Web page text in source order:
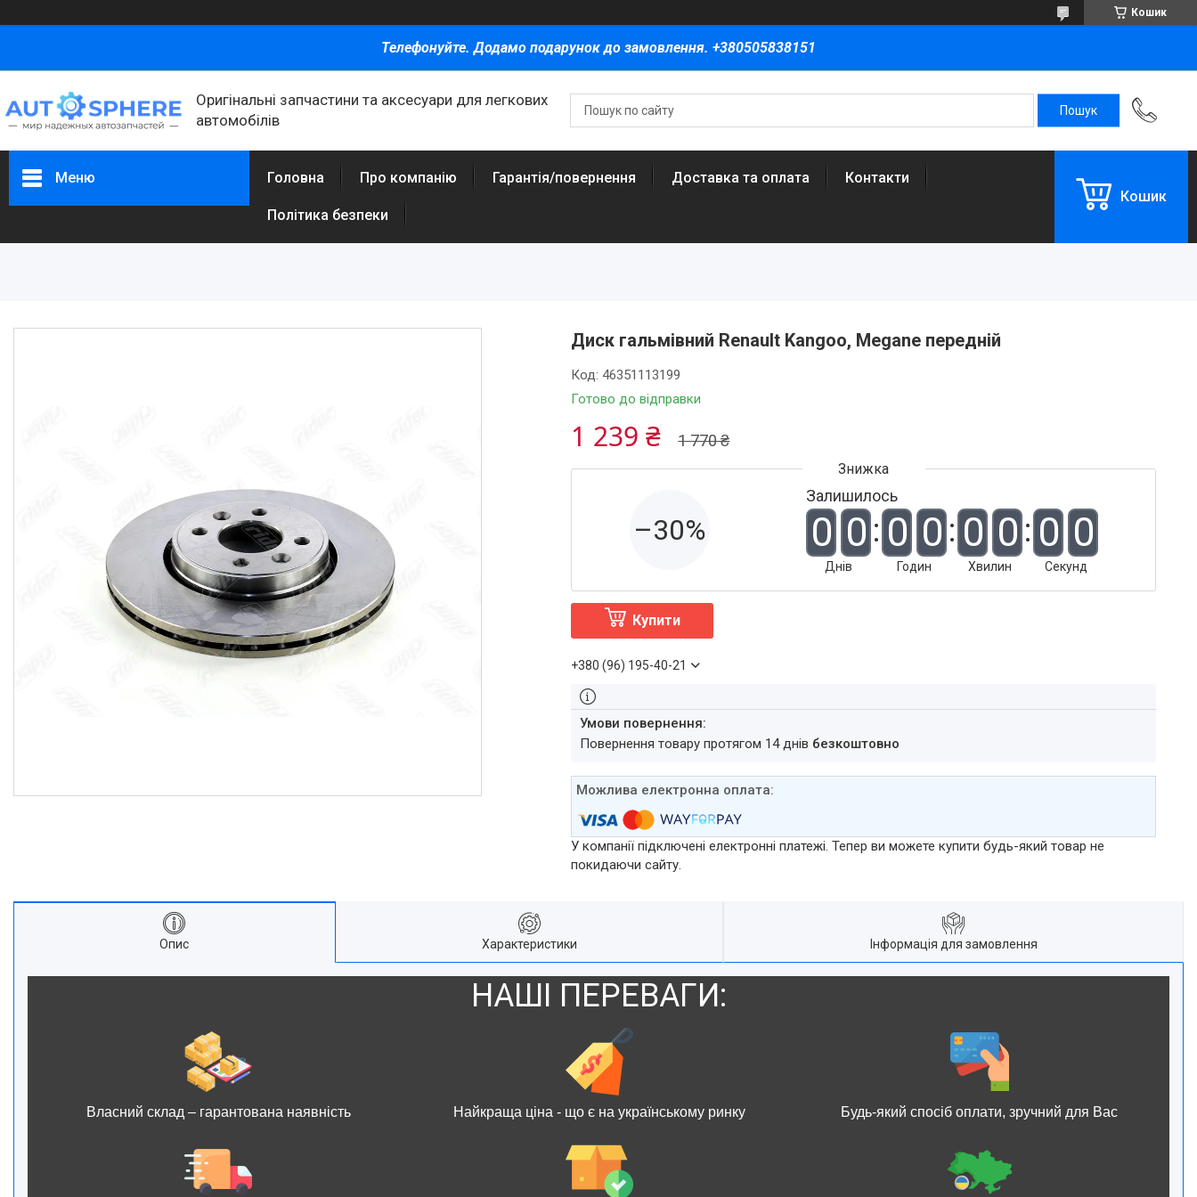
Кошик
Телефонуйте. Додамо подарунок до замовлення. +380505838151
Оригінальні запчастини та аксесуари для легкових
автомобілів
Меню Головна Про компанію Гарантія/повернення Доставка та оплата Контакти
Політика безпеки
Кошик
Диск гальмівний Renault Kangoo, Megane передній
Готово до відправки
Код:46351113199
1 770 ₴
1 239 ₴
–30%
Залишилось
0 0
Днів
0 0
Годин
0 0
Хвилин
0 0
Секунд
Купити
+380 (96) 195-40-21
повернення товару протягом 14 днів безкоштовно
У компанії підключені електронні платежі. Тепер ви можете купити будь-який товар не
покидаючи сайту.
Опис Характеристики Інформація для замовлення
НАШІ ПЕРЕВАГИ:
Власний склад – гарантована наявність Найкраща ціна - що є на українському ринку Будь-який спосіб оплати, зручний для Вас